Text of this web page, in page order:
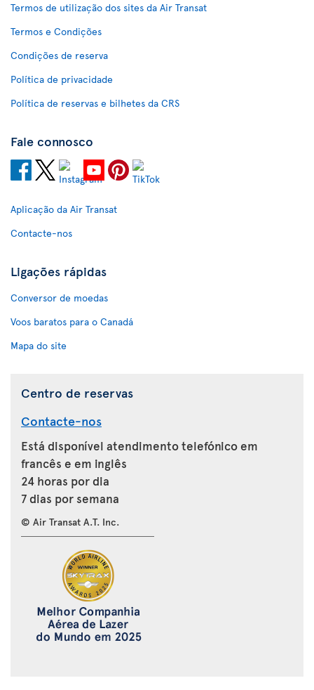
Termos de utilização dos sites da Air Transat
Termos e Condições
Condições de reserva
Política de privacidade
Política de reservas e bilhetes da CRS
Fale connosco
Aplicação da Air Transat
Contacte-nos
Ligações rápidas
Conversor de moedas
Voos baratos para o Canadá
Mapa do site
Centro de reservas
Contacte-nos
Está disponível atendimento telefónico em
francês e em inglês
24 horas por dia
7 dias por semana
© Air Transat A.T. Inc.